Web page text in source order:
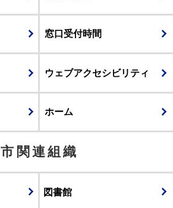
窓口受付時間
ウェブアクセシビリティ
ホーム
市関連組織
図書館